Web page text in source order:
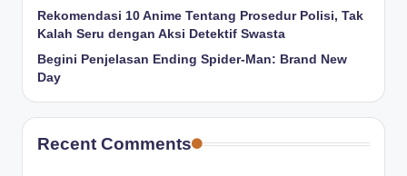
Rekomendasi 10 Anime Tentang Prosedur Polisi, Tak
Kalah Seru dengan Aksi Detektif Swasta
Begini Penjelasan Ending Spider-Man: Brand New
Day
Recent Comments